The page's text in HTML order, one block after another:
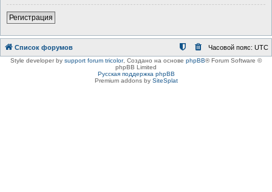
Регистрация
Список форумов Часовой пояс: UTC
Style developer by support forum tricolor, Создано на основе phpBB® Forum Software ©
phpBB Limited
Русская поддержка phpBB
Premium addons by SiteSplat